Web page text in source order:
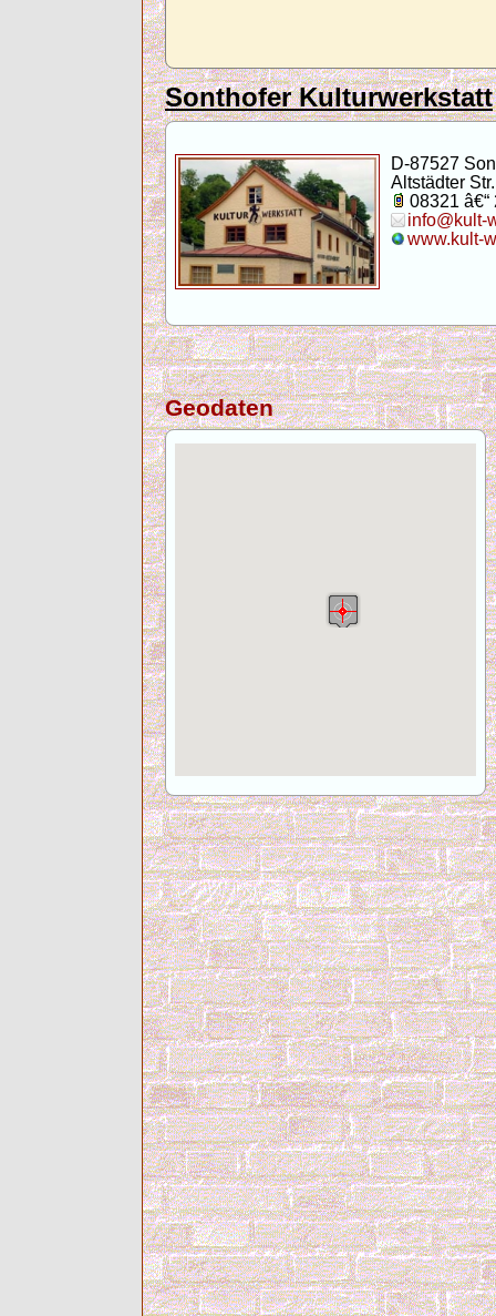
Sonthofer Kulturwerkstatt
D-87527
Altstädter
08321 â€“
info@kult-
www.kult-
Geodaten